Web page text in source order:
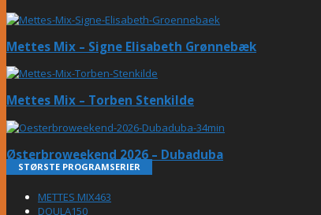
Mettes Mix – Signe Elisabeth Grønnebæk
Mettes Mix – Torben Stenkilde
Østerbroweekend 2026 – Dubaduba
STØRSTE PROGRAMSERIER
METTES MIX463
DOULA150